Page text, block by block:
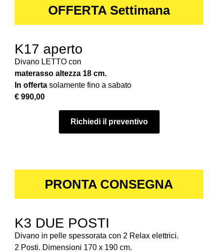
OFFERTA Settimana
K17 aperto
Divano LETTO con
materasso altezza 18 cm.
In offerta solamente fino a sabato
€ 990,00
Richiedi il preventivo
PRONTA CONSEGNA
K3 DUE POSTI
Divano in pelle spessorata con 2 Relax elettrici.
2 Posti. Dimensioni 170 x 190 cm.